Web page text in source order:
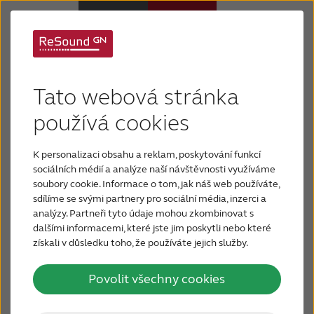
Tato webová stránka
používá cookies
K personalizaci obsahu a reklam, poskytování funkcí
sociálních médií a analýze naší návštěvnosti využíváme
soubory cookie. Informace o tom, jak náš web používáte,
sdílíme se svými partnery pro sociální média, inzerci a
analýzy. Partneři tyto údaje mohou zkombinovat s
dalšími informacemi, které jste jim poskytli nebo které
získali v důsledku toho, že používáte jejich služby.
Povolit všechny cookies
Sluchová ztráta
Proč právě ReSound
Podpora a Péče
FOR JOURNALISTS
FOR PROFESSIONALS
Podpora pro ReSound
Enzo IA
ReSound Enzo IA™ je navrženo tak, aby vám
poskytlo skutečně individuální poslechový zážitek.
Zde je vše, co potřebujete, abyste mohli začít se
svými sluchadly a přidat své osobní preference
pomocí našich možností připojení a aplikací.